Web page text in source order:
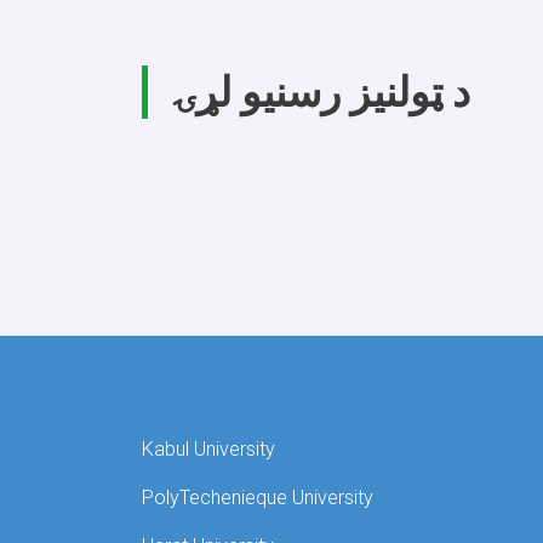
د ټولنیز رسنیو لړۍ
Kabul University
PolyTechenieque University